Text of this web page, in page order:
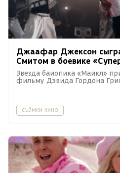
Джаафар Джексон
Смитом в боевике
Звезда байопика «Майкл»
фильму Дэвида Гордона
съёмки кино